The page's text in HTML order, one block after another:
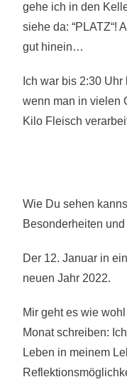
gehe ich in den
siehe da: “PLATZ“!
gut hinein…
Ich war bis 2:30
wenn man in vielen
Kilo Fleisch
Wie Du sehen
Besonderheiten
Der 12. Januar in
neuen Jahr 2022.
Mir geht es wie
Monat schreiben:
Leben in meinem